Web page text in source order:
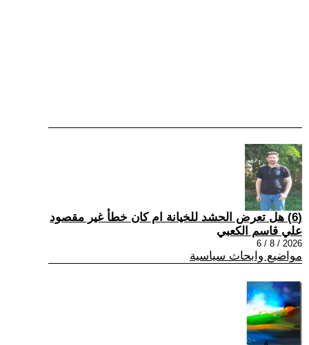
(6) هل تعرض الحشد للخيانة ام كان خطأ غير مقصود
علي قاسم الكعبي
2026 / 8 / 6
مواضيع وابحاث سياسية